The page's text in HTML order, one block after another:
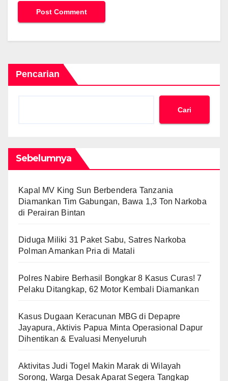
Pencarian
Cari
Sebelumnya
Kapal MV King Sun Berbendera Tanzania
Diamankan Tim Gabungan, Bawa 1,3 Ton Narkoba
di Perairan Bintan
Diduga Miliki 31 Paket Sabu, Satres Narkoba
Polman Amankan Pria di Matali
Polres Nabire Berhasil Bongkar 8 Kasus Curas! 7
Pelaku Ditangkap, 62 Motor Kembali Diamankan
Kasus Dugaan Keracunan MBG di Depapre
Jayapura, Aktivis Papua Minta Operasional Dapur
Dihentikan & Evaluasi Menyeluruh
Aktivitas Judi Togel Makin Marak di Wilayah
Sorong, Warga Desak Aparat Segera Tangkap